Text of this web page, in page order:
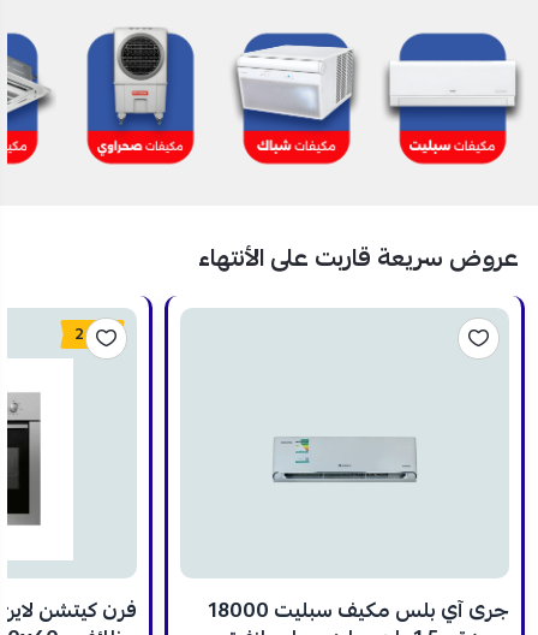
عروض سريعة قاربت على الأنتهاء
جرى آي بلس مكيف سبليت 18000
24%